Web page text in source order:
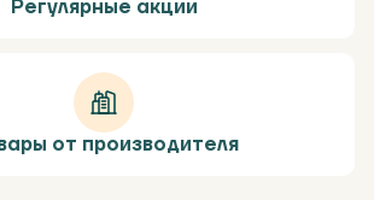
Регулярные акции
от производителя